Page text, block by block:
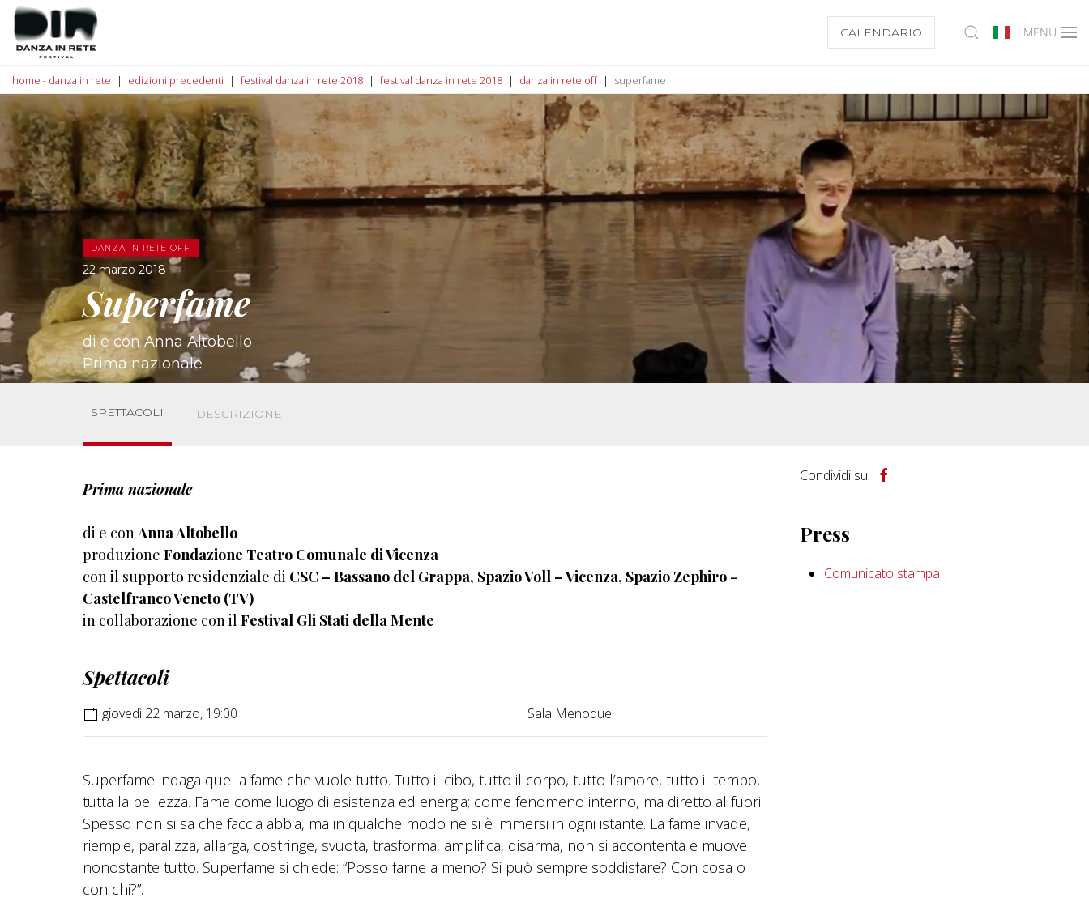
CALENDARIO MENU
home - danza in rete edizioni precedenti festival danza in rete 2018 festival danza in rete 2018 danza in rete off superfame
DANZA IN RETE OFF
22 marzo 2018
Superfame
di e con Anna Altobello
Prima nazionale
SPETTACOLI DESCRIZIONE
Prima nazionale
di e conAnna Altobello
produzione Fondazione Teatro Comunale di Vicenza
con il supporto residenziale di CSC – Bassano del Grappa, Spazio Voll – Vicenza, Spazio Zephiro -
Castelfranco Veneto (TV)
in collaborazione con il Festival Gli Stati della Mente
Spettacoli
giovedì 22 marzo, 19:00 Sala Menodue
Superfame indaga quella fame che vuole tutto. Tutto il cibo, tutto il corpo, tutto l’amore, tutto il tempo,
tutta la bellezza. Fame come luogo di esistenza ed energia; come fenomeno interno, ma diretto al fuori.
Spesso non si sa che faccia abbia, ma in qualche modo ne si è immersi in ogni istante. La fame invade,
riempie, paralizza, allarga, costringe, svuota, trasforma, amplifica, disarma, non si accontenta e muove
nonostante tutto. Superfame si chiede: “Posso farne a meno? Si può sempre soddisfare? Con cosa o
con chi?”.
Condividi su
Press
Comunicato stampa